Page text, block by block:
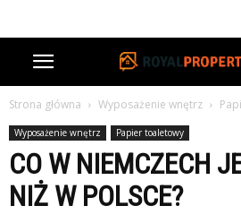
Strona główna Wyposażenie wnętrz
Wyposażenie wnętrz Papier toaletowy
CO W NIEMCZECH
NIŻ W POLSCE?